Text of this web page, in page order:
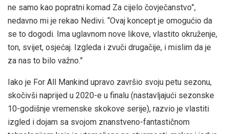
ne samo kao popratni komad Za cijelo čovječanstvo”,
nedavno mi je rekao Nedivi. “Ovaj koncept je omogućio da
se to dogodi. Ima uglavnom nove likove, vlastito okruženje,
ton, svijet, osjećaj. Izgleda i zvuči drugačije, i mislim da je
za nas to bilo važno.”
Iako je For All Mankind upravo završio svoju petu sezonu,
skočivši naprijed u 2020-e u finalu (nastavljajući sezonske
10-godišnje vremenske skokove serije), razvio je vlastiti
izgled i dojam sa svojom znanstveno-fantastičnom